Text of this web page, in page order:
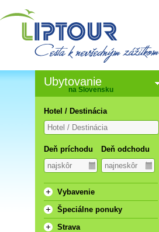
Ubytovanie
na Slovensku
Hotel / Destinácia
Deň príchodu Deň odchodu
Vybavenie
Špeciálne ponuky
Strava